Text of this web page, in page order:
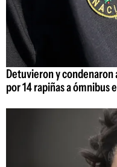
Detuvieron y condenaron
por 14 rapiñas a ómnibus